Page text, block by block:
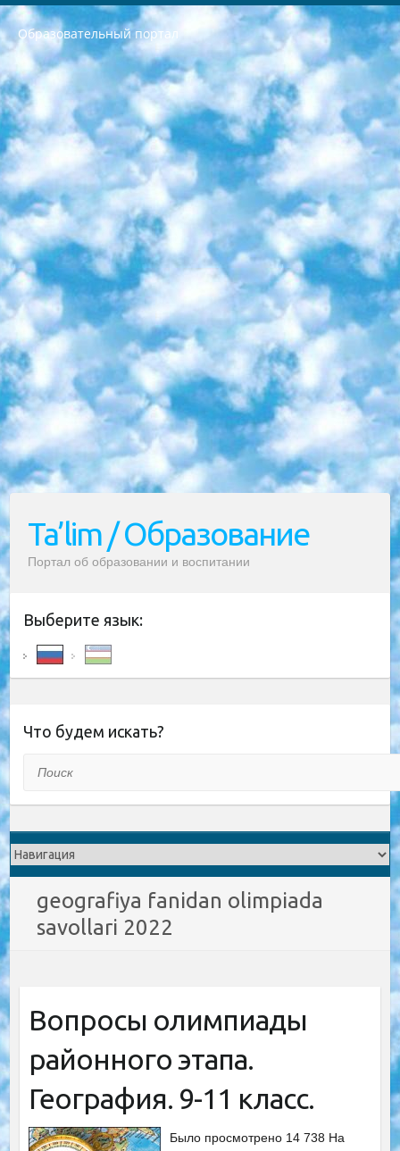
Образовательный портал
РЕСПУБЛИКА УЗБЕКИСТАН МИНИСТРЕРСТВО ДОШКОЛЬНОГО И ШКОЛЬНОГО ОБРАЗОВАНИЯ КОМАНДА в общеобразовательных учреждениях в 2023-2024 учебном году организация и проведение итоговой государственной аттестации обучающихся о Министра дошкольного и школьного образования Республики Узбекистан от 4 марта 2008 года (постановлением Минюста от 20 марта 2008 года № 1778 государственной регистрации) «Итоговое состояние учащихся общего среднего образования на основании положения об утверждении положения об аттестации общего среднего образования выпускной экзамен студентов в образовательных учреждениях в 2023-2024 учебном году В целях организации и прохождения аттестации приказываю: 1. Следующее: перечень предметов, по которым будет проводиться итоговая государственная аттестация и экзамен формы перевода согласно приложению 1; сертификаты международного образца, оценивающие уровень владения иностранными языками перечень согласно приложению 2; 2. Педагогический при специализированных образовательных учреждениях. научно-практический центр квалификации и международной оценки (Д.Давидова) 2024 г. До 25 марта: задания по предметам, по которым будет проводиться итоговая аттестация разработка и утверждение технических условий; итоговая аттестация на основании разработанного предметного задания разработка вопросов по предметам (устно и письменно), экзамен передача; общеобразовательные средние школы и специальные учебные заведения учащиеся выпускных классов школ и интернатов в агентской системе подготовка базы данных экзаменационных материалов и критериев оценки; перевод базы экзаменационных материалов на все языки обучения подать в Республиканский образовательный центр для изготовления; варианты экзаменов на основе разработанных контрольных материалов пусть будут поставлены задачи формирования. 3. Республиканский образовательный центр (Ш.Худайкулов) до 5 апреля 2024 года. до: база данных предоставленных экзаменационных материалов на все языки обучения перевод и экспертиза; для слепых, слабовидящих, глухих, слабослышащих и умственно отсталых детей учащиеся выпускных классов специализированных школ и школ-интернатов база данных экзаменационных материалов на всех преподаваемых языках подготовка критериев оценки; специализированные школы для умственно отсталых детей и технологии для учащихся выпускных классов школ-интернатов разработка соответствующих рекомендаций и критериев проведения ЕГЭ по естествознанию давать задания. 4. Педагогический при специализированных образовательных учреждениях. Научно-практический центр навыков и международной оценки (Д.Давидова), Республика образовательный центр (Худайкулов Ш.) итоговый государственный аттестационный экзамен ориентирован на творческое и логическое мышление при подготовке базы материалов учитывать введение заданий. 5. Следует отметить, что: сертификат государственного образца о знании общеобразовательного предмета и как минимум национальный уровень B1 по предметам на иностранных языках, указанным в Приложении 2. или международно признанный сертификат эквивалентного уровня студенты, изучающие определенный предмет, освобождаются от экзамена; по соответствующим предметам запланирована итоговая государственная аттестация за день до дня, путем жеребьевки Рабочей группой (в письменной форме по предметам, проводимым в форме) из числа сформированных вариантов выбрано 2 варианта; 2 выбранных варианта экзамена анонсированы на официальном сайте министерства и все выпускники по всей стране на основе этих вариантов проводит итоговую государственную аттестацию. 6. Государственное образование учащихся средних общеобразовательных учреждений. знания в соответствии с квалификационными требованиями, которые необходимо приобрести на основании стандартов итоговый (выпускной) контроль для 9 и 11 классов в целях тестирования Экзамены (далее – экзамены) состоят из предметов, перечисленных в приложении 1. будет сделано. 7. Экзамены пройдут с 26 мая по 15 июня 2024 г. (кроме науки физического воспитания). 8. Физическая для учащихся 9 классов общесредних образовательных учреждений. Экзамены по предмету «Образование, квалификация медицина» 1-6 мая 2024 года. сотрудники перевести под присмотр (с отклонениями в физическом или умственном развитии) специализированная школа для детей, школы-интернаты и со сколиозом школы-интернаты санаторного типа для больных детей исключены). 9. Он был слепым, слабовидящим и имел нарушения опорно-двигательного аппарата. экзамены в специализированных школах и интернатах для детей должны проводиться исходя из требований, предъявляемых к общеобразовательным учреждениям (физкультура кроме науки). 10. Специализированная школа для глухих и слабослышащих детей. и экзамены в интернатах и быть реализован в виде письменного теста по математике. 11. Специальность для умственно отсталых детей. Для 9 класса Родной язык и литературное письмо Государственный язык (язык обучения – узбекский). для неклассов) написано Математическое письмо Письменная/устная история Узбекистана Физическое воспитание практично Итоговый контроль Для 11 класса Написание родного языка и литературы (эссе) Математическое письмо Узбекский язык (обучение на узбекском языке) не посещающее общее среднее образование для учреждений)/Образовательное учреждение выбор письменный и устный Иностранный язык письменный/устный Письменная/устная история Узбекистана *По выбору студента:  Химия  Физика  Основы государственного права  География 10 бесплатных образовательных ресурсов - Мы составили подборку онлайн-проектов с интерактивными упражнениями, видеолекциями и статьями. Они помогут вам обрести новые и освежить старые знания бесплатно. 1. «ИНТУИТ» Старейшая образовательная площадка Рунета. Здесь вы найдёте сотни текстовых и видеокурсов на десятки различных тем — от программирования до психологии. Многие курсы подготовлены российскими университетами и крупными международными компаниями вроде Intel и Microsoft. Самостоятельное обучение бесплатное, но желающие могут оплатить услуги персональных наставников. 2. «Смартия» знакомит с актуальными профессиями и подсказывает, как им обучаться. Выбрав заинтересовавшую вас специальность — SMM-специалист, фотограф, веб-дизайнер или другую, — увидите список необходимых для неё умений. Чтобы вы могли освоить их самостоятельно, для каждого умения площадка отображает подборку ссылок на учебные материалы. Хотя «Смартия» ориентируется на русскоязычную аудиторию, часть контента всё же доступна только на английском. 3. «Лекторий Физтеха» Проект Московского физико-технического института (Физтеха). С его помощью вы можете смотреть онлайн серии лекций, записанные на видео в этом вузе. В числе доступных предметов — физика, биология, химия, информационные технологии и другие. К некоторым лекциям администрация ресурса прилагает готовые конспекты, которые можно скачивать в PDF-формате. 4. ITMOcourses Онлайн-площадка Санкт-Петербургского национального исследовательского университета информационных технологий, механики и оптики (ИТМО). Ресурс предоставляет свободный доступ к курсам, разработанным в этом вузе. Каталог материалов разбит на четыре категории: «Оптические системы и технологии», «Приборостроение и робототехника», «Информационные технологии» и «Биотехнологии». Курсы состоят из видеолекций, интерактивных демонстраций и заданий. 5. «КиберЛенинка» Электронная научная библиотека открытого доступа. Каталог площадки регулярно обрастает текстами статей из различных научных изданий. Сгруппированные по журналам и рубрикам публикации можно читать онлайн или скачивать целиком в PDF-формате. Проект нацелен на популяризацию науки за счёт открытого доступа к качественной информации. 6. «ПостНаука» На этом ресурсе публикуют подборки видеолекций, составленные экспертами из разных отраслей и объединённые общими темами. Среди них, к примеру, есть серии «Биоинформатика и геномика», «Культура средневековой Скандинавии» и Cinema Studies о теории кино. Каждая подборка лекций — логически связанная история, рассказанная экспертом от первого лица. Кроме того, на сайте появляются научно-образовательные статьи и тесты на разные темы. 7. «Newочём» Команда проекта «Newочём» отбирает самые интересные тексты из англоязычных СМИ и переводит те из них, за которые голосуют участники сообщества «ВКонтакте». По большей части это научно-популярные статьи. Редакторы придумывают лишь заголовки, в остальном содержание переводов соответствует оригиналам. Полные тексты можно читать прямо в социальной сети. 8. InternetUrok Онлайн-база материалов по основным дисциплинам школьной программы. Информация на сайте структурирована по классам, предметам и темам (урокам). Каждый урок состоит из видеолекций и конспектов. Есть также интерактивные тренажёры и тесты для закрепления пройденного материала. Даже если вы давно окончили школу, возможность повторить программу старших классов всегда может пригодиться. 9. Edutainme Ещё один ресурс об образовании. В отличие от Newtonew, как мне кажется, Edutainme больше ориентируется на представителей индустрии: педагогов, предпринимателей, разработчиков образовательных проектов. Но и любой, кто просто стремится к саморазвитию, найдёт на сайте много полезного и интересного для себя. Например, информацию о новых курсах и образовательных сервисах. 10. Newtonew Онлайн-медиа об образовании и обучении в широком смысле. Авторы Newtonew пишут об инструментах, заведениях, тактиках и стратегиях, которые помогают учить других и получать новые знания самостоятельно. На этой площадке вы найдёте новости, обзоры, аналитические мат
Ta’lim / Образование
Портал об образовании и воспитании
Выберите язык:
Что будем искать?
geografiya fanidan olimpiada
savollari 2022
Вопросы олимпиады
районного этапа.
География. 9-11 класс.
Было просмотрено 14 738 На